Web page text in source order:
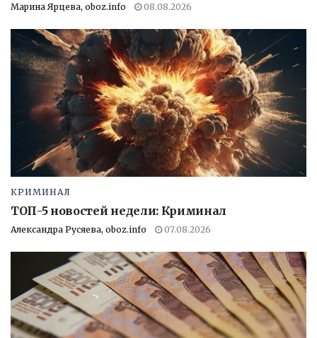
Марина Ярцева, oboz.info 08.08.2026
КРИМИНАЛ
ТОП-5 новостей недели: Криминал
Александра Русяева, oboz.info 07.08.2026